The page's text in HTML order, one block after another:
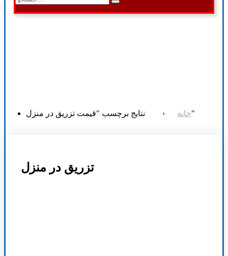
خانه › نتایج برچسب "قیمت تزریق در منزل"
تزریق در منزل